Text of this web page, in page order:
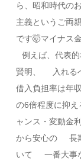
ら、昭和時代の
主義という ご両
です🤯マイナス
⠀例えば、 代表
賢明、⠀⠀入れる
借入負担率は年
の6倍程度に抑
ャンス・変動金
から安心の⠀⠀長
いて⠀⠀一番大事